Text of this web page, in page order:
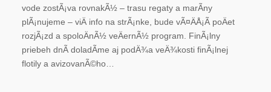
vode zostÃ¡va rovnakÃ½ – trasu regaty a marÃ­ny
plÃ¡nujeme – viÄ info na strÃ¡nke, bude vÃ¤ÄÅ¡Ã­ poÄet
rozjÃ¡zd a spoloÄnÃ½ veÄernÃ½ program. FinÃ¡lny
priebeh dnÃ­ doladÃ­me aj podÄ¾a veÄ¾kosti finÃ¡lnej
flotily a avizovanÃ©ho…